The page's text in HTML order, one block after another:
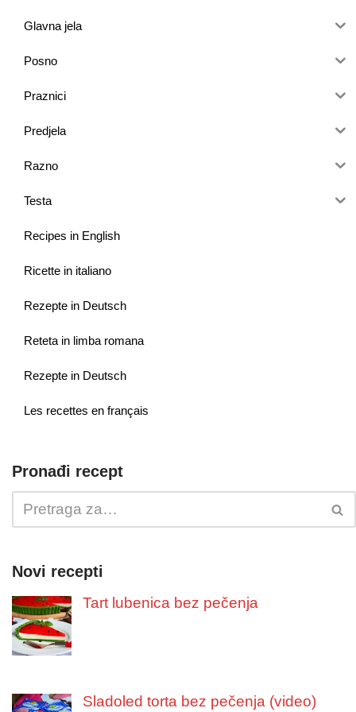
Glavna jela
Posno
Praznici
Predjela
Razno
Testa
Recipes in English
Ricette in italiano
Rezepte in Deutsch
Reteta in limba romana
Rezepte in Deutsch
Les recettes en français
Pronađi recept
Novi recepti
Tart lubenica bez pečenja
Sladoled torta bez pečenja (video)